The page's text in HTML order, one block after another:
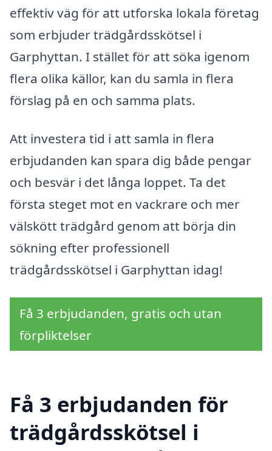
effektiv väg för att utforska lokala företag
som erbjuder trädgårdsskötsel i
Garphyttan. I stället för att söka igenom
flera olika källor, kan du samla in flera
förslag på en och samma plats.
Att investera tid i att samla in flera
erbjudanden kan spara dig både pengar
och besvär i det långa loppet. Ta det
första steget mot en vackrare och mer
välskött trädgård genom att börja din
sökning efter professionell
trädgårdsskötsel i Garphyttan idag!
Få 3 erbjudanden, gratis och utan
förpliktelser
Få 3 erbjudanden för
trädgårdsskötsel i